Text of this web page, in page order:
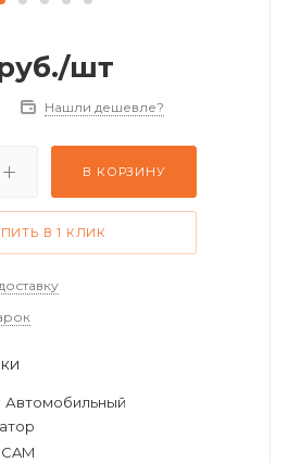
/шт
Нашли дешевле?
В КОРЗИНУ
В 1 КЛИК
Автомобильный